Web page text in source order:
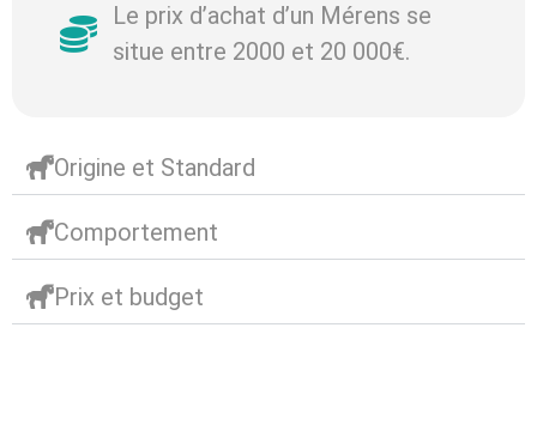
Le prix d’achat d’un Mérens se
situe entre 2000 et 20 000€.
Origine et Standard
Comportement
Prix et budget